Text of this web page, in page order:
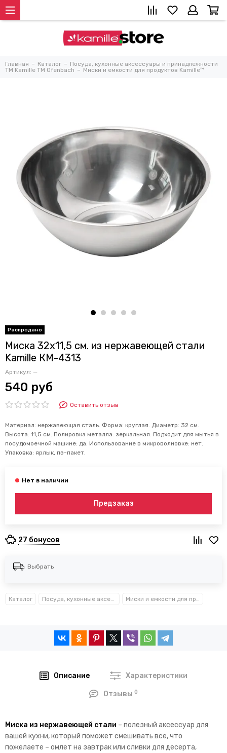
Главная Каталог
Посуда, кухонные аксессуары и принадлежности
TM Kamille TM Ofenbach
Миски и емкости для продуктов Kamille™
Миска 32х11,5 см. из нержавеющей стали
Kamille КМ-4313
Артикул: —
540 руб
Оставить отзыв
Материал: нержавеющая сталь. Форма: круглая. Диаметр: 32 см.
Высота: 11,5 см. Полировка металла: зеркальная. Подходит для мытья в
посудомоечной машине: да. Использование в микроволновке: нет.
Упаковка: ярлык, пэ-пакет.
Предзаказ
27 бонусов
Выбрать
Каталог Посуда, кухонные аксессуары и принадлежности TM Kamille TM Ofenbach Миски и емкости для продуктов Kamille™
Описание Характеристики
Отзывы0
Миска из нержавеющей стали – полезный аксессуар для
вашей кухни, который поможет смешивать все, что
пожелаете – омлет на завтрак или сливки для десерта,